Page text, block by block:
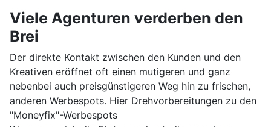
Viele Agenturen verderben den
Brei
Der direkte Kontakt zwischen den Kunden und den
Kreativen eröffnet oft einen mutigeren und ganz
nebenbei auch preisgünstigeren Weg hin zu frischen,
anderen Werbespots. Hier Drehvorbereitungen zu den
"Moneyfix"-Werbespots